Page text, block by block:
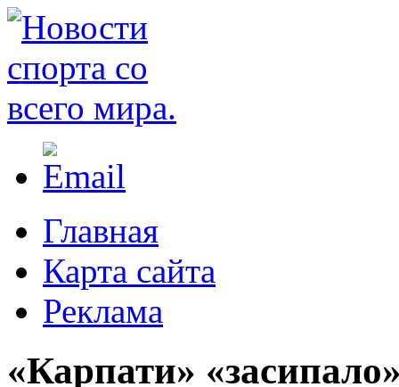
Главная
Карта сайта
Реклама
«Карпати»